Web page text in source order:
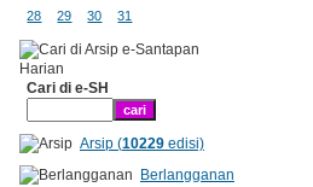
28
29 30 31
Cari di e-SH
Arsip (10229edisi)
Berlangganan